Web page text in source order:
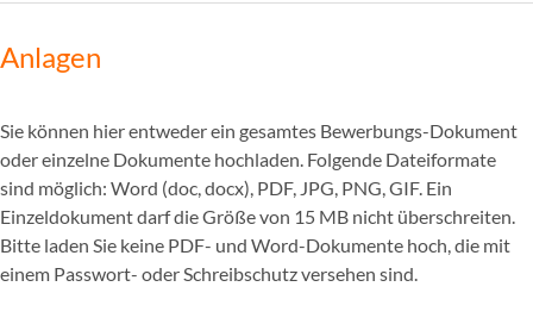
Anlagen
Sie können hier entweder ein gesamtes Bewerbungs-Dokument
oder einzelne Dokumente hochladen. Folgende Dateiformate
sind möglich: Word (doc, docx), PDF, JPG, PNG, GIF. Ein
Einzeldokument darf die Größe von 15 MB nicht überschreiten.
Bitte laden Sie keine PDF- und Word-Dokumente hoch, die mit
einem Passwort- oder Schreibschutz versehen sind.